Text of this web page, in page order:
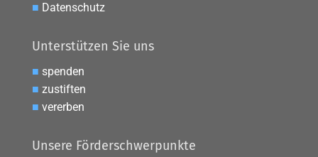
■ Datenschutz
Unterstützen Sie uns
■ spenden
■ zustiften
■ vererben
Unsere Förderschwerpunkte